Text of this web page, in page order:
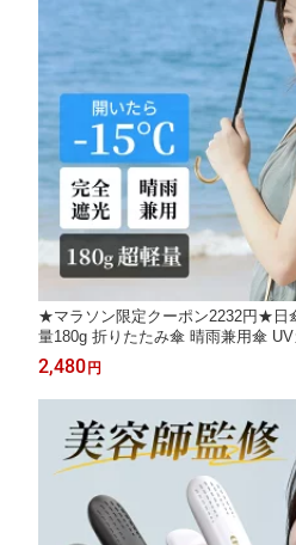
★マラソン限定クーポン2232円★日
量180g 折りたたみ傘 晴雨兼用傘
傘 6本骨 紫外線対策 日焼け対策 メ
用 おりたたみ傘 コンパクト 涼しい
策 肌を守る
2,480円